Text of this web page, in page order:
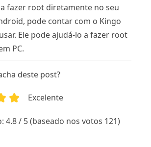
fazer root diretamente no seu
pode contar com o Kingo
Ele pode ajudá-lo a fazer root
PC.
deste post?
Excelente
4.8 / 5 (baseado nos votos 121)